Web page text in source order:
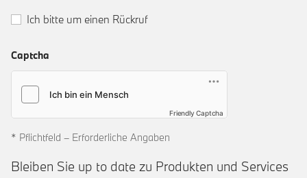
Ich bitte um einen Rückruf
Captcha
Friendly Captcha
* Pflichtfeld – Erforderliche Angaben
Bleiben Sie up to date zu Produkten und Services